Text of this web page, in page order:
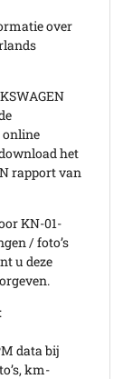
over
online
het
rapport van
KN-01-
/ foto’s
u deze
data bij
km-